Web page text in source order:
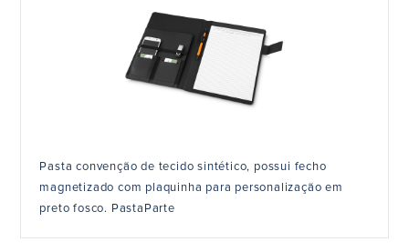
Pasta convenção de tecido sintético, possui fecho
magnetizado com plaquinha para personalização em
preto fosco. PastaParte